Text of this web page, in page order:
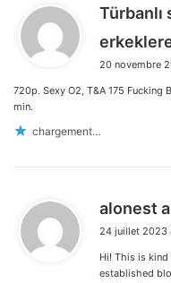
20 novembre
720p. Sexy O2, T&A 175 Fucking
min.
chargement…
alonest
24 juillet 2023
Hi! This is
established